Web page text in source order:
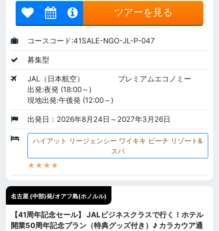
ツアーを見る
コースコード:41SALE-NGO-JL-P-047
募集型
JAL（日本航空）
プレミアムエコノミー
出発:夜発 (18:00～)
現地出発:午後発 (12:00～)
出発日：2026年8月24日～2027年3月26日
ハイアット リージェンシー ワイキキ ビーチ リゾート&
スパ
★★★★
名古屋 (中部)発/オアフ島(ホノルル)
【41周年記念セール】 JALビジネスクラスで行く！ホテル
開業50周年記念プラン（特典グッズ付き）♪ カラカウア通